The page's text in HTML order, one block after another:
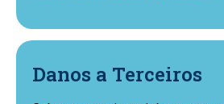
Danos a Terceiros